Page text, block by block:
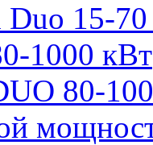
Duo 15-
1000 кВт
80-